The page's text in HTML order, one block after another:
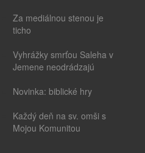
Za mediálnou stenou je
ticho
Vyhrážky smrťou Saleha v
Jemene neodrádzajú
Novinka: biblické hry
Každý deň na sv. omši s
Mojou Komunitou